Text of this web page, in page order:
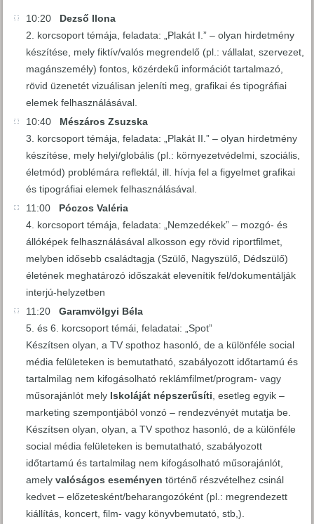
10:20 Dezső Ilona
2. korcsoport témája, feladata: „Plakát I.” – olyan hirdetmény
készítése, mely fiktív/valós megrendelő (pl.: vállalat, szervezet,
magánszemély) fontos, közérdekű információt tartalmazó,
rövid üzenetét vizuálisan jeleníti meg, grafikai és tipográfiai
elemek felhasználásával.
10:40 Mészáros Zsuzska
3. korcsoport témája, feladata: „Plakát II.” – olyan hirdetmény
készítése, mely helyi/globális (pl.: környezetvédelmi, szociális,
életmód) problémára reflektál, ill. hívja fel a figyelmet grafikai
és tipográfiai elemek felhasználásával.
11:00 Póczos Valéria
4. korcsoport témája, feladata: „Nemzedékek” – mozgó- és
állóképek felhasználásával alkosson egy rövid riportfilmet,
melyben idősebb családtagja (Szülő, Nagyszülő, Dédszülő)
életének meghatározó időszakát elevenítik fel/dokumentálják
interjú-helyzetben
11:20Garamvölgyi Béla
5. és 6. korcsoport témái, feladatai: „Spot”
Készítsen olyan, a TV spothoz hasonló, de a különféle social
média felületeken is bemutatható, szabályozott időtartamú és
tartalmilag nem kifogásolható reklámfilmet/program- vagy
műsorajánlót mely Iskoláját népszerűsíti , esetleg egyik –
marketing szempontjából vonzó – rendezvényét mutatja be.
Készítsen olyan, olyan, a TV spothoz hasonló, de a különféle
social média felületeken is bemutatható, szabályozott
időtartamú és tartalmilag nem kifogásolható műsorajánlót,
amelyvalóságos eseményen történő részvételhez csinál
kedvet – előzetesként/beharangozóként (pl.: megrendezett
kiállítás, koncert, film- vagy könyvbemutató, stb,).